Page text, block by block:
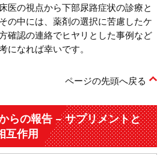
医の視点から下部尿路症状の診療と
の中には、薬剤の選択に苦慮したケ
確認の連絡でヒヤリとした事例など
になれば幸いです。
ページの先頭へ戻る
らの報告 − サプリメントと
互作用